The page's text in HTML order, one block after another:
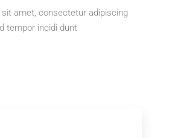
amet, consectetur adipiscing
tempor incidi dunt